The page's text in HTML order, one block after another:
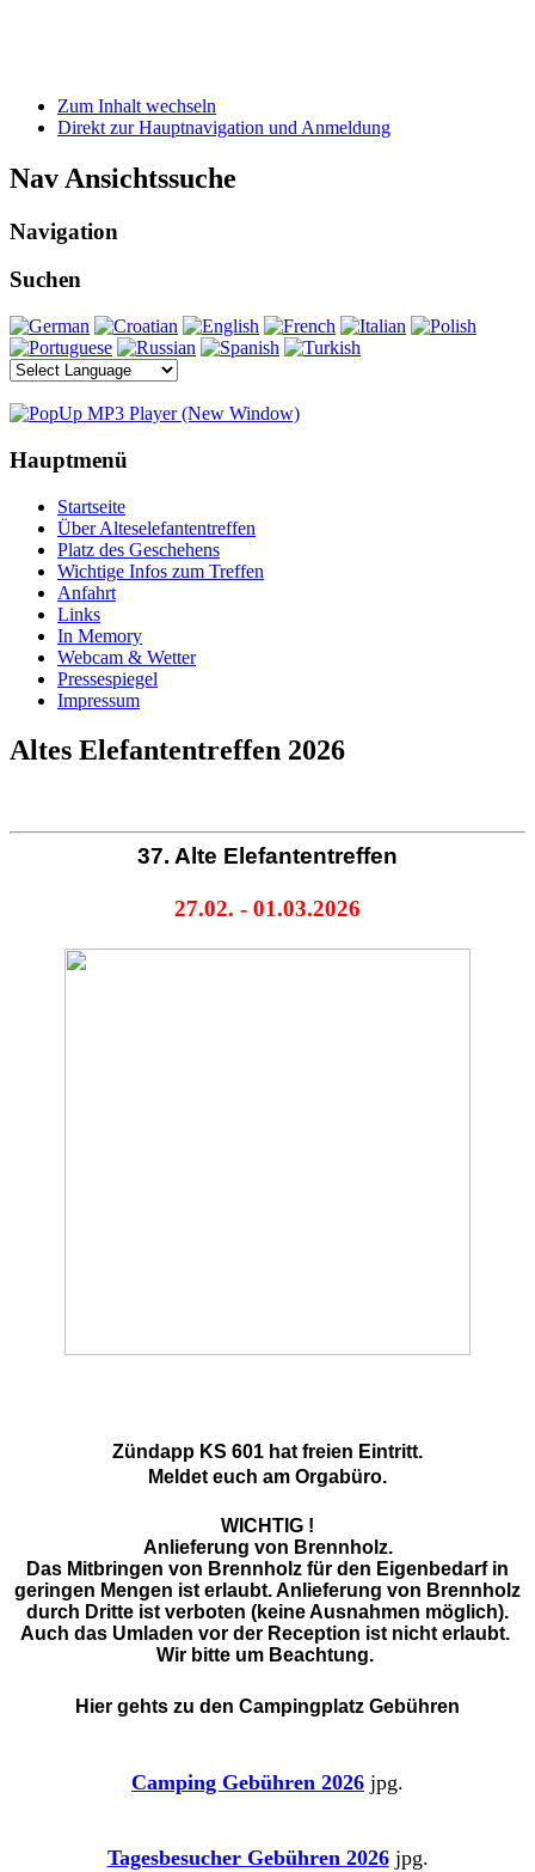
Zum Inhalt wechseln
Direkt zur Hauptnavigation und Anmeldung
Nav Ansichtssuche
Navigation
Suchen
Hauptmenü
Startseite
Über Alteselefantentreffen
Platz des Geschehens
Wichtige Infos zum Treffen
Anfahrt
Links
In Memory
Webcam & Wetter
Pressespiegel
Impressum
Altes Elefantentreffen 2026
37. Alte Elefantentreffen
27.02. - 01.03.2026
Zündapp KS 601 hat freien Eintritt.
Meldet euch am Orgabüro.
WICHTIG !
Anlieferung von Brennholz.
Das Mitbringen von Brennholz für den Eigenbedarf in
geringen Mengen ist erlaubt. Anlieferung von Brennholz
durch Dritte ist verboten (keine Ausnahmen möglich).
Auch das Umladen vor der Reception ist nicht erlaubt.
Wir bitte um Beachtung.
Hier gehts zu den Campingplatz Gebühren
Camping Gebühren 2026 jpg.
Tagesbesucher Gebühren 2026jpg.